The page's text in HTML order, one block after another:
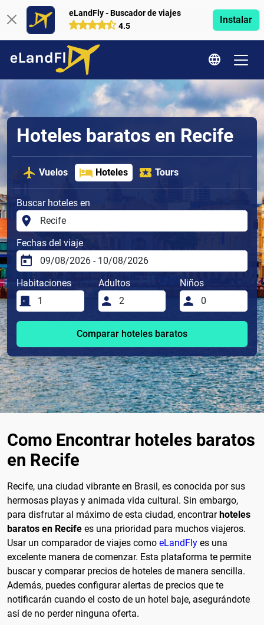
eLandFly - Buscador de viajes
4.5
Instalar
Hoteles baratos en Recife
Vuelos Hoteles Tours
Buscar hoteles en
Fechas del viaje
Habitaciones Adultos Niños
Comparar hoteles baratos
Como Encontrar hoteles baratos
en Recife
Recife, una ciudad vibrante en Brasil, es conocida por sus
hermosas playas y animada vida cultural. Sin embargo,
para disfrutar al máximo de esta ciudad, encontrar hoteles
baratos en Recife es una prioridad para muchos viajeros.
Usar un comparador de viajes como eLandFly es una
excelente manera de comenzar. Esta plataforma te permite
buscar y comparar precios de hoteles de manera sencilla.
Además, puedes configurar alertas de precios que te
notificarán cuando el costo de un hotel baje, asegurándote
así de no perder ninguna oferta.